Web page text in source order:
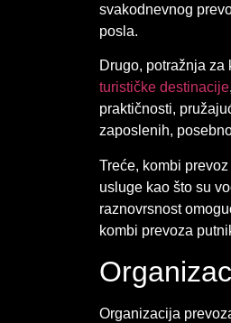
svakodnevnog
posla.
Drugo, potražnja
turističke destinacije
praktičnosti,
zaposlenih,
Treće, kombi
usluge kao što su
raznovrsnost
kombi prevoza
Organizacija